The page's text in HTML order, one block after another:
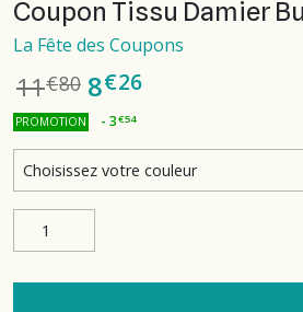
Coupon Tissu Damier
La Fête des Coupons
11€80 8€26
PROMOTION - 3€54